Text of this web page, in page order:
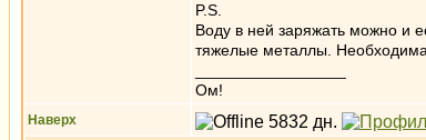
P.S.
Воду в ней заряжать можно и
тяжелые металлы.
Ом!
Наверх